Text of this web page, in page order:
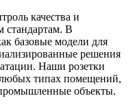
качества и
стандартам. В
базовые модели для
решения
Наши розетки
любых типах помещений,
объекты.